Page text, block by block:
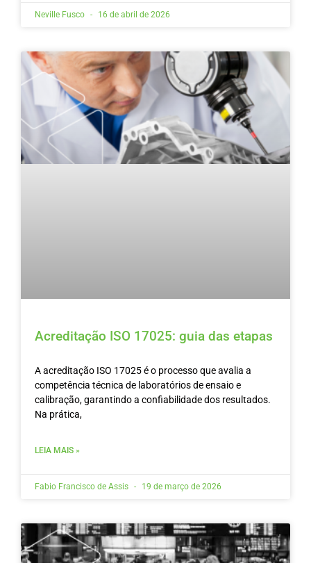
Neville Fusco 16 de abril de 2026
Acreditação ISO 17025: guia das etapas
A acreditação ISO 17025 é o processo que avalia a
competência técnica de laboratórios de ensaio e
calibração, garantindo a confiabilidade dos resultados.
Na prática,
LEIA MAIS »
Fabio Francisco de Assis 19 de março de 2026